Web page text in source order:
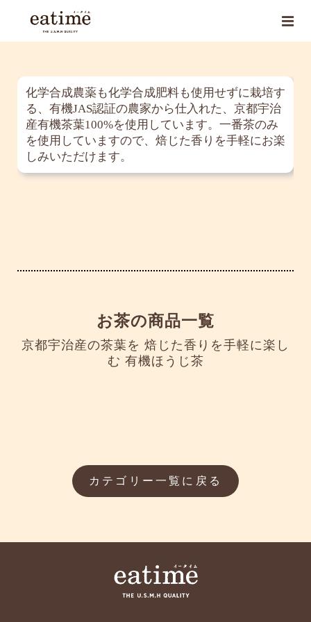
化学合成農薬も化学合成肥料も使用せずに栽培す
る、有機JAS認証の農家から仕入れた、京都宇治
産有機茶葉100%を使用しています。一番茶のみ
を使用していますので、焙じた香りを手軽にお楽
しみいただけます。
お茶の商品一覧
京都宇治産の茶葉を 焙じた香りを手軽に楽し
む 有機ほうじ茶
カテゴリー一覧に戻る